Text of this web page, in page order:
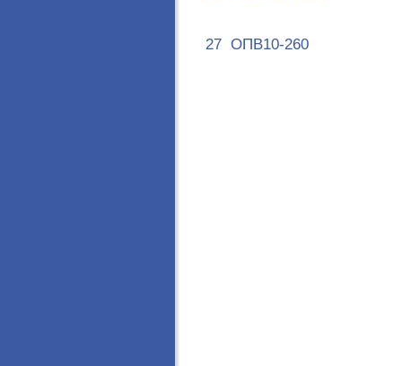
27 ОПВ10-260